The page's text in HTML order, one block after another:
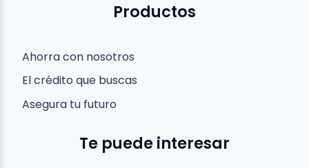
Productos
Ahorra con nosotros
El crédito que buscas
Asegura tu futuro
Te puede interesar